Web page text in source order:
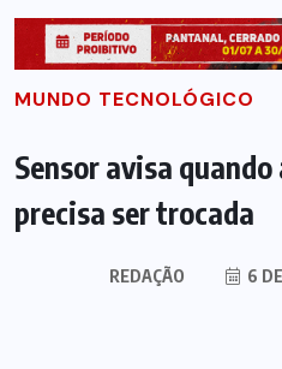
MUNDO TECNOLÓGICO
Sensor avisa
precisa ser trocada
REDAÇÃO 6